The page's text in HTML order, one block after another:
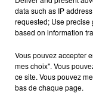
en place
encore Place
à adopter :
les plus
data such as IP
requested; Use precise
based on information
Vous pouvez accepter
mes choix". Vous
ce site. Vous pouvez
bas de chaque page.